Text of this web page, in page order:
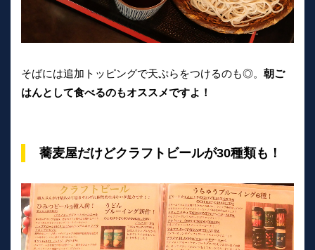
そばには追加トッピングで天ぷらをつけるのも◎。 朝ご
はんとして食べるのもオススメですよ！
蕎麦屋だけどクラフトビールが30種類も！